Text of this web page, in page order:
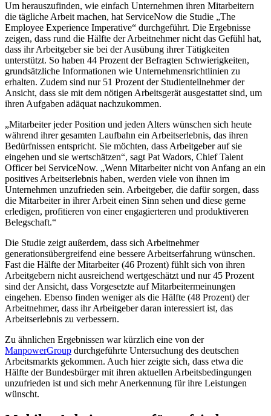
Um herauszufinden, wie einfach Unternehmen ihren Mitarbeitern
die tägliche Arbeit machen, hat ServiceNow die Studie „The
Employee Experience Imperative“ durchgeführt. Die Ergebnisse
zeigen, dass rund die Hälfte der Arbeitnehmer nicht das Gefühl hat,
dass ihr Arbeitgeber sie bei der Ausübung ihrer Tätigkeiten
unterstützt. So haben 44 Prozent der Befragten Schwierigkeiten,
grundsätzliche Informationen wie Unternehmensrichtlinien zu
erhalten. Zudem sind nur 51 Prozent der Studienteilnehmer der
Ansicht, dass sie mit dem nötigen Arbeitsgerät ausgestattet sind, um
ihren Aufgaben adäquat nachzukommen.
„Mitarbeiter jeder Position und jeden Alters wünschen sich heute
während ihrer gesamten Laufbahn ein Arbeitserlebnis, das ihren
Bedürfnissen entspricht. Sie möchten, dass Arbeitgeber auf sie
eingehen und sie wertschätzen“, sagt Pat Wadors, Chief Talent
Officer bei ServiceNow. „Wenn Mitarbeiter nicht von Anfang an ein
positives Arbeitserlebnis haben, werden viele von ihnen im
Unternehmen unzufrieden sein. Arbeitgeber, die dafür sorgen, dass
die Mitarbeiter in ihrer Arbeit einen Sinn sehen und diese gerne
erledigen, profitieren von einer engagierteren und produktiveren
Belegschaft.“
Die Studie zeigt außerdem, dass sich Arbeitnehmer
generationsübergreifend eine bessere Arbeitserfahrung wünschen.
Fast die Hälfte der Mitarbeiter (46 Prozent) fühlt sich von ihren
Arbeitgebern nicht ausreichend wertgeschätzt und nur 45 Prozent
sind der Ansicht, dass Vorgesetzte auf Mitarbeitermeinungen
eingehen. Ebenso finden weniger als die Hälfte (48 Prozent) der
Arbeitnehmer, dass ihr Arbeitgeber daran interessiert ist, das
Arbeitserlebnis zu verbessern.
Zu ähnlichen Ergebnissen war kürzlich eine von der
ManpowerGroup durchgeführte Untersuchung des deutschen
Arbeitsmarkts gekommen. Auch hier zeigte sich, dass etwa die
Hälfte der Bundesbürger mit ihren aktuellen Arbeitsbedingungen
unzufrieden ist und sich mehr Anerkennung für ihre Leistungen
wünscht.